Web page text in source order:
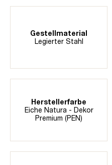
Gestellmaterial
Legierter Stahl
Herstellerfarbe
Eiche Natura - Dekor
Premium (PEN)